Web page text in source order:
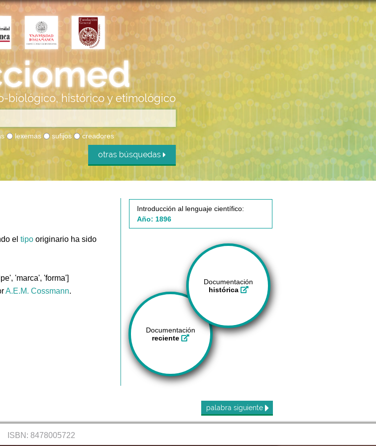
biológico, histórico y etimológico
lexemas sufijos creadores
otras búsquedas
el tipo originario ha sido
'marca', 'forma']
A.E.M. Cossmann.
Introducción al lenguaje científico:
Año: 1896
Documentación
histórica
Documentación
reciente
palabra siguiente
ISBN: 8478005722